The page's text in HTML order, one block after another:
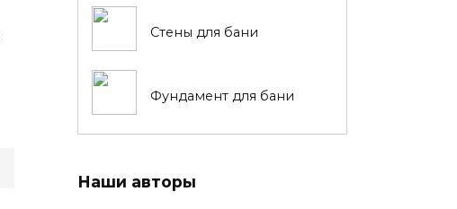
Стены для бани
Фундамент для бани
Наши авторы